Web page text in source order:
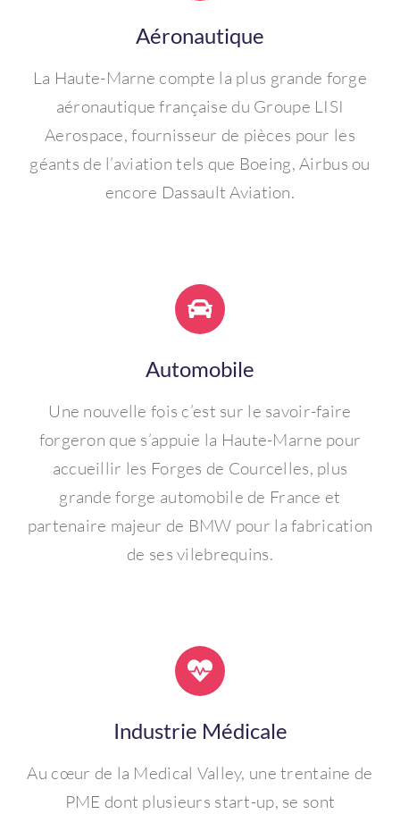
Aéronautique
La Haute-Marne compte la plus grande forge
aéronautique française du Groupe LISI
Aerospace, fournisseur de pièces pour les
géants de l’aviation tels que Boeing, Airbus ou
encore Dassault Aviation.
Automobile
Une nouvelle fois c’est sur le savoir-faire
forgeron que s’appuie la Haute-Marne pour
accueillir les Forges de Courcelles, plus
grande forge automobile de France et
partenaire majeur de BMW pour la fabrication
de ses vilebrequins.
Industrie Médicale
Au cœur de la Medical Valley, une trentaine de
PME dont plusieurs start-up, se sont